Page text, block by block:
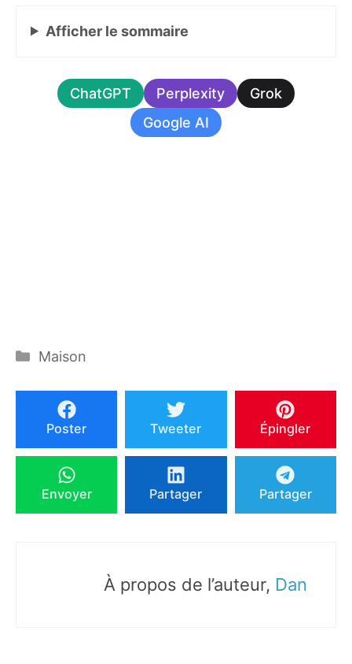
Afficher le sommaire
ChatGPT Perplexity
Grok
Google AI
Catégories
Maison
Poster Tweeter Épingler
Envoyer Partager Partager
À propos de l’auteur, Dan